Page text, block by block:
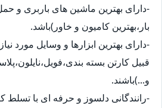
-دارای بهترین ماشین های باربری و
بار،بهترین کامیون و خاور)باشد.
-دارای بهترین ابزارها و وسایل مورد
قبیل کارتن بسته
و...)باشند.
-رانندگانی دلسوز و حرفه ای با تسلط